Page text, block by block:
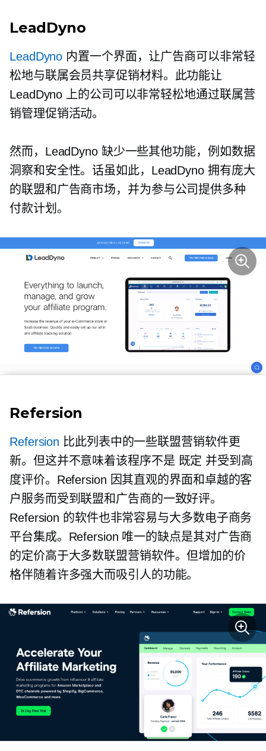
LeadDyno
LeadDyno 内置一个界面，让广告商可以非常轻
松地与联属会员共享促销材料。此功能让
LeadDyno 上的公司可以非常轻松地通过联属营
销管理促销活动。
然而，LeadDyno 缺少一些其他功能，例如数据
洞察和安全性。话虽如此，LeadDyno 拥有庞大
的联盟和广告商市场，并为参与公司提供多种
付款计划。
Refersion
Refersion 比此列表中的一些联盟营销软件更
新。但这并不意味着该程序不是 既定 并受到高
度评价。Refersion 因其直观的界面和卓越的客
户服务而受到联盟和广告商的一致好评。
Refersion 的软件也非常容易与大多数电子商务
平台集成。Refersion 唯一的缺点是其对广告商
的定价高于大多数联盟营销软件。但增加的价
格伴随着许多强大而吸引人的功能。